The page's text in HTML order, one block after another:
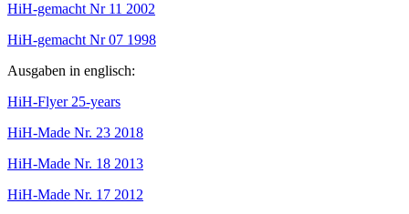
HiH-gemacht Nr 11 2002
HiH-gemacht Nr 07 1998
Ausgaben in englisch:
HiH-Flyer 25-years
HiH-Made Nr. 23 2018
HiH-Made Nr. 18 2013
HiH-Made Nr. 17 2012